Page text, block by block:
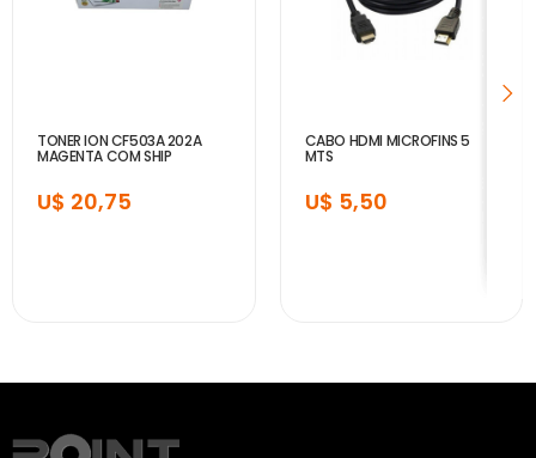
TONER ION CF503A 202A
MAGENTA COM SHIP
U$ 20,75
CABO HDMI MICROFINS 5
MTS
U$ 5,50